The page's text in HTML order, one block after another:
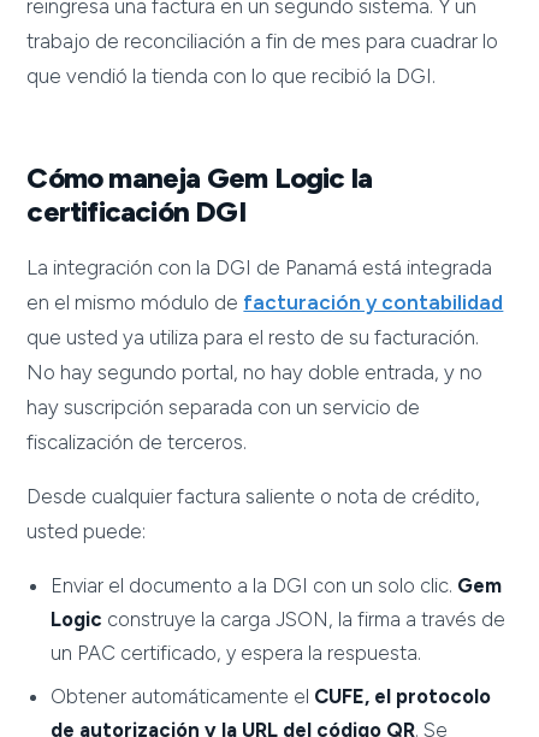
reingresa una factura en un segundo sistema. Y un
trabajo de reconciliación a fin de mes para cuadrar lo
que vendió la tienda con lo que recibió la DGI.
Cómo maneja Gem Logic la
certificación DGI
La integración con la DGI de Panamá está integrada
en el mismo módulo de facturación y contabilidad
que usted ya utiliza para el resto de su facturación.
No hay segundo portal, no hay doble entrada, y no
hay suscripción separada con un servicio de
fiscalización de terceros.
Desde cualquier factura saliente o nota de crédito,
usted puede:
Enviar el documento a la DGI con un solo clic. Gem
Logic construye la carga JSON, la firma a través de
un PAC certificado, y espera la respuesta.
Obtener automáticamente el CUFE, el protocolo
de autorización y la URL del código QR. Se